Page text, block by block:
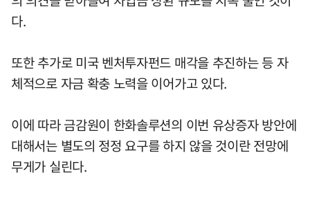
다.
또한 추가로 미국 벤처투자펀드 매각을 추진하는 등 자
체적으로 자금 확충 노력을 이어가고 있다.
이에 따라 금감원이 한화솔루션의 이번 유상증자 방안에
대해서는 별도의 정정 요구를 하지 않을 것이란 전망에
무게가 실린다.